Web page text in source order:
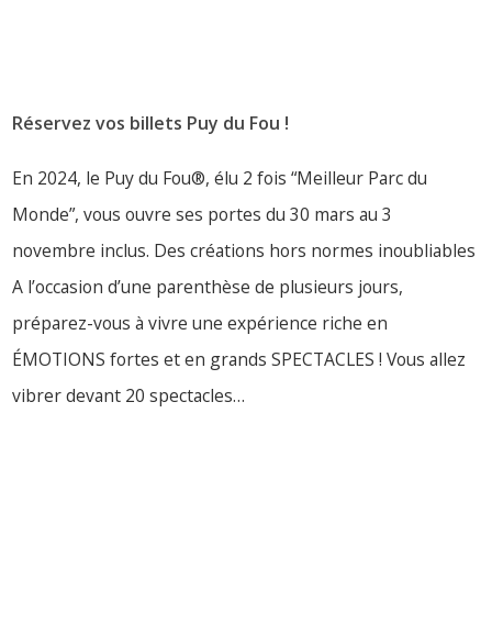
Réservez vos billets Puy du Fou !
En 2024, le Puy du Fou®, élu 2 fois “Meilleur Parc du
Monde”, vous ouvre ses portes du 30 mars au 3
novembre inclus. Des créations hors normes inoubliables
A l’occasion d’une parenthèse de plusieurs jours,
préparez-vous à vivre une expérience riche en
ÉMOTIONS fortes et en grands SPECTACLES ! Vous allez
vibrer devant 20 spectacles…